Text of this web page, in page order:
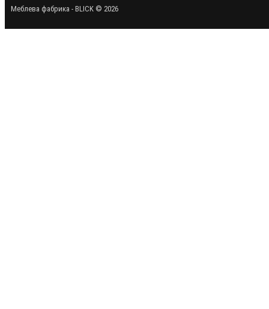
Меблева фабрика - BLICK © 2026